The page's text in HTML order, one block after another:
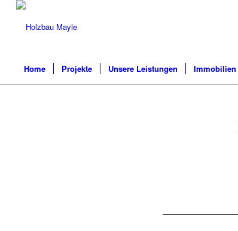
Home Projekte Unsere Leistungen Immobilien